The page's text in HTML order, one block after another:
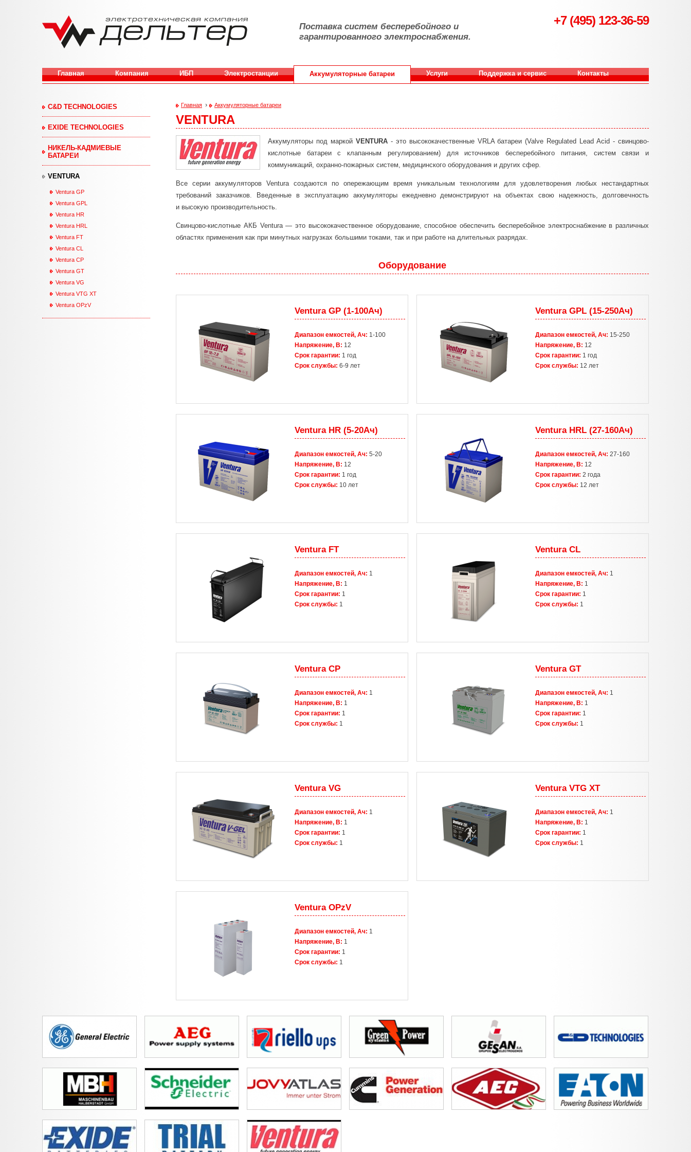
Поставка систем бесперебойного и
гарантированного электроснабжения.
+7 (495) 123-36-59
Главная Компания ИБП Электростанции Аккумуляторные батареи Услуги Поддержка и сервис Контакты
C&D TECHNOLOGIES
EXIDE TECHNOLOGIES
НИКЕЛЬ-КАДМИЕВЫЕ
БАТАРЕИ
VENTURA
Ventura GP
Ventura GPL
Ventura HR
Ventura HRL
Ventura FT
Ventura CL
Ventura CP
Ventura GT
Ventura VG
Ventura VTG XT
Ventura OPzV
Вы здесь
Главная › Аккумуляторные батареи
VENTURA
Аккумуляторы под маркой VENTURA- это высококачественные VRLA батареи (Valve Regulated Lead Acid - свинцово-
кислотные батареи с клапанным регулированием) для источников бесперебойного питания, систем связи и
коммуникаций, охранно-пожарных систем, медицинского оборудования и других сфер.
Все серии аккумуляторов Ventura создаются по опережающим время уникальным технологиям для удовлетворения любых нестандартных
требований заказчиков. Введенные в эксплуатацию аккумуляторы ежедневно демонстрируют на объектах свою надежность, долговечность
и высокую производительность.
Свинцово-кислотные АКБ Ventura — это высококачественное оборудование, способное обеспечить бесперебойное электроснабжение в различных
областях применения как при минутных нагрузках большими токами, так и при работе на длительных разрядах.
Оборудование
Ventura GP (1-100Ач)
Диапазон емкостей, Ач: 1-100
Напряжение, В: 12
Срок гарантии: 1 год
Срок службы: 6-9 лет
Ventura GPL (15-250Ач)
Диапазон емкостей, Ач: 15-250
Напряжение, В: 12
Срок гарантии: 1 год
Срок службы: 12 лет
Ventura HR (5-20Ач)
Диапазон емкостей, Ач: 5-20
Напряжение, В: 12
Срок гарантии: 1 год
Срок службы: 10 лет
Ventura HRL (27-160Ач)
Диапазон емкостей, Ач: 27-160
Напряжение, В: 12
Срок гарантии: 2 года
Срок службы: 12 лет
Ventura FT
Диапазон емкостей, Ач: 1
Напряжение, В: 1
Срок гарантии: 1
Срок службы: 1
Ventura CL
Диапазон емкостей, Ач: 1
Напряжение, В: 1
Срок гарантии: 1
Срок службы: 1
Ventura CP
Диапазон емкостей, Ач: 1
Напряжение, В: 1
Срок гарантии: 1
Срок службы: 1
Ventura GT
Диапазон емкостей, Ач: 1
Напряжение, В: 1
Срок гарантии: 1
Срок службы: 1
Ventura VG
Диапазон емкостей, Ач: 1
Напряжение, В: 1
Срок гарантии: 1
Срок службы: 1
Ventura VTG XT
Диапазон емкостей, Ач: 1
Напряжение, В: 1
Срок гарантии: 1
Срок службы: 1
Ventura OPzV
Диапазон емкостей, Ач: 1
Напряжение, В: 1
Срок гарантии: 1
Срок службы: 1